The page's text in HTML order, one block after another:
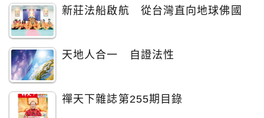
新莊法船啟航 從台灣直向地球佛國
天地人合一 自證法性
禪天下雜誌第255期目錄